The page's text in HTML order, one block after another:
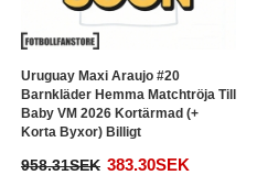
Uruguay Maxi Araujo #20
Barnkläder Hemma Matchtröja Till
Baby VM 2026 Kortärmad (+
Korta Byxor) Billigt
958.31SEK 383.30SEK